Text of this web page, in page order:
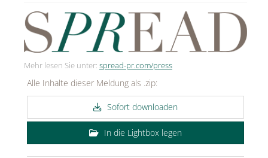
Mehr lesen Sie unter: spread-pr.com/press
Alle Inhalte dieser Meldung als .zip:
Sofort downloaden
In die Lightbox legen